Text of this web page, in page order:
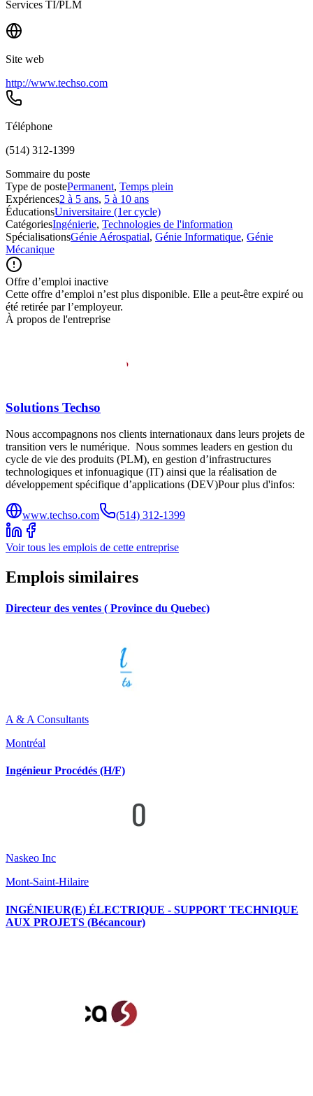
Services TI/PLM
Site web
http://www.techso.com
Téléphone
(514) 312-1399
Sommaire du poste
Type de postePermanent, Temps plein
Expériences2 à 5 ans, 5 à 10 ans
ÉducationsUniversitaire (1er cycle)
CatégoriesIngénierie, Technologies de l'information
SpécialisationsGénie Aérospatial, Génie Informatique, Génie
Mécanique
Offre d’emploi inactive
Cette offre d’emploi n’est plus disponible. Elle a peut-être expiré ou
été retirée par l’employeur.
À propos de l'entreprise
Solutions Techso
Nous accompagnons nos clients internationaux dans leurs projets de
transition vers le numérique. Nous sommes leaders en gestion du
cycle de vie des produits (PLM), en gestion d’infrastructures
technologiques et infonuagique (IT) ainsi que la réalisation de
développement spécifique d’applications (DEV)Pour plus d'infos:
www.techso.com (514) 312-1399
Voir tous les emplois de cette entreprise
Emplois similaires
Directeur des ventes ( Province du Quebec)
A & A Consultants
Montréal
Ingénieur Procédés (H/F)
Naskeo Inc
Mont-Saint-Hilaire
INGÉNIEUR(E) ÉLECTRIQUE - SUPPORT TECHNIQUE
AUX PROJETS (Bécancour)